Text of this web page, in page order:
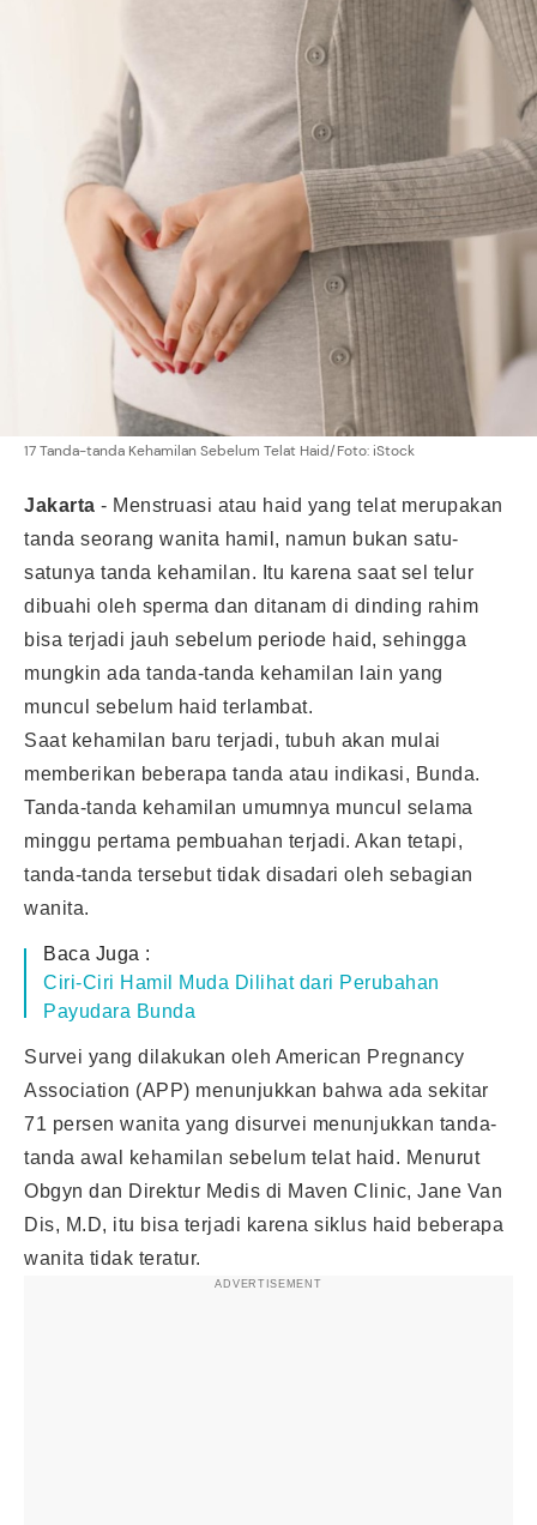
17 Tanda-tanda Kehamilan Sebelum Telat Haid/Foto: iStock
Jakarta - Menstruasi atau haid yang telat merupakan
tanda seorang wanita hamil, namun bukan satu-
satunya tanda kehamilan. Itu karena saat sel telur
dibuahi oleh sperma dan ditanam di dinding rahim
bisa terjadi jauh sebelum periode haid, sehingga
mungkin ada tanda-tanda kehamilan lain yang
muncul sebelum haid terlambat.
Saat kehamilan baru terjadi, tubuh akan mulai
memberikan beberapa tanda atau indikasi, Bunda.
Tanda-tanda kehamilan umumnya muncul selama
minggu pertama pembuahan terjadi. Akan tetapi,
tanda-tanda tersebut tidak disadari oleh sebagian
wanita.
Baca Juga :
Ciri-Ciri Hamil Muda Dilihat dari Perubahan
Payudara Bunda
Survei yang dilakukan oleh American Pregnancy
Association (APP) menunjukkan bahwa ada sekitar
71 persen wanita yang disurvei menunjukkan tanda-
tanda awal kehamilan sebelum telat haid. Menurut
Obgyn dan Direktur Medis di Maven Clinic, Jane Van
Dis, M.D, itu bisa terjadi karena siklus haid beberapa
wanita tidak teratur.
ADVERTISEMENT